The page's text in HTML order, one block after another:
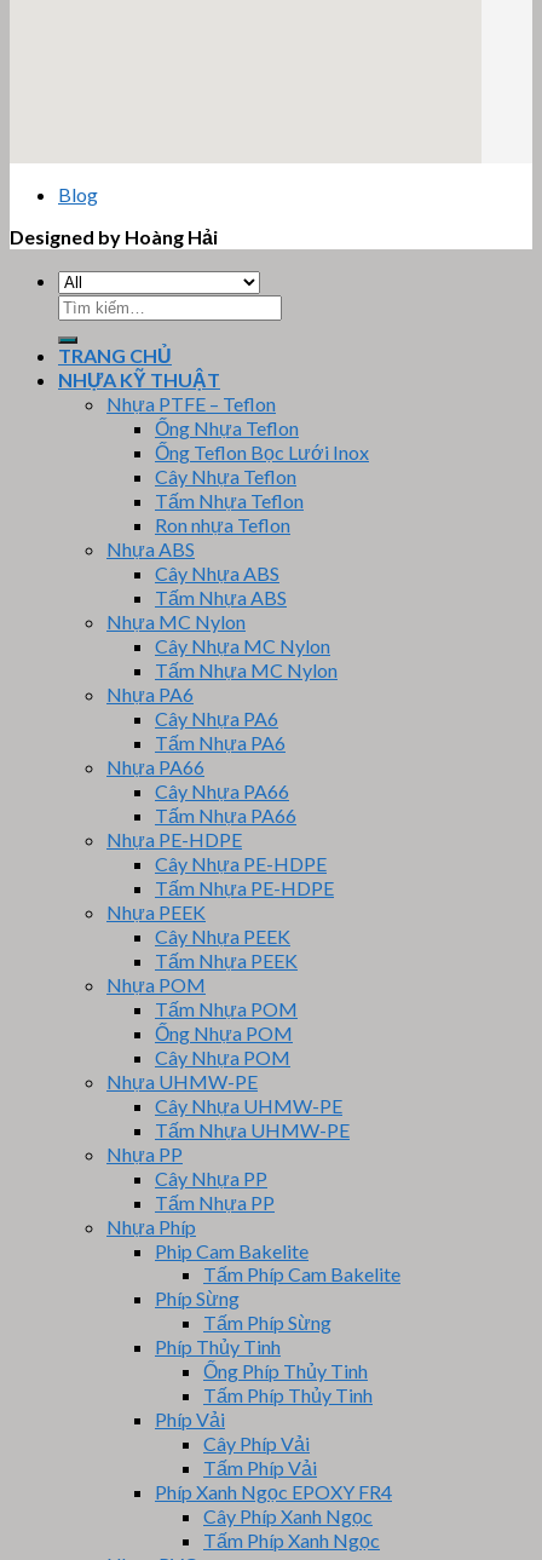
Blog
Designed by Hoàng Hải
Tìm
kiếm:
TRANG CHỦ
NHỰA KỸ THUẬT
Nhựa PTFE – Teflon
Ống Nhựa Teflon
Ống Teflon Bọc Lưới Inox
Cây Nhựa Teflon
Tấm Nhựa Teflon
Ron nhựa Teflon
Nhựa ABS
Cây Nhựa ABS
Tấm Nhựa ABS
Nhựa MC Nylon
Cây Nhựa MC Nylon
Tấm Nhựa MC Nylon
Nhựa PA6
Cây Nhựa PA6
Tấm Nhựa PA6
Nhựa PA66
Cây Nhựa PA66
Tấm Nhựa PA66
Nhựa PE-HDPE
Cây Nhựa PE-HDPE
Tấm Nhựa PE-HDPE
Nhựa PEEK
Cây Nhựa PEEK
Tấm Nhựa PEEK
Nhựa POM
Tấm Nhựa POM
Ống Nhựa POM
Cây Nhựa POM
Nhựa UHMW-PE
Cây Nhựa UHMW-PE
Tấm Nhựa UHMW-PE
Nhựa PP
Cây Nhựa PP
Tấm Nhựa PP
Nhựa Phíp
Phip Cam Bakelite
Tấm Phíp Cam Bakelite
Phíp Sừng
Tấm Phíp Sừng
Phíp Thủy Tinh
Ống Phíp Thủy Tinh
Tấm Phíp Thủy Tinh
Phíp Vải
Cây Phíp Vải
Tấm Phíp Vải
Phíp Xanh Ngọc EPOXY FR4
Cây Phíp Xanh Ngọc
Tấm Phíp Xanh Ngọc